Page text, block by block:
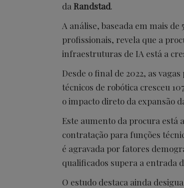
da Randstad.
A análise, baseada em mais
profissionais, revela que a
infraestruturas de IA está a
Desde o final de 2022, as
técnicos de robótica cresceu
o impacto direto da expansão
Este aumento da procura está
contratação para funções
é agravada por fatores
qualificados supera a entrada
O estudo destaca ainda